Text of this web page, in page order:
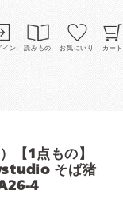
イン 読みもの お気にいり カート
【1点もの】
そば猪
4